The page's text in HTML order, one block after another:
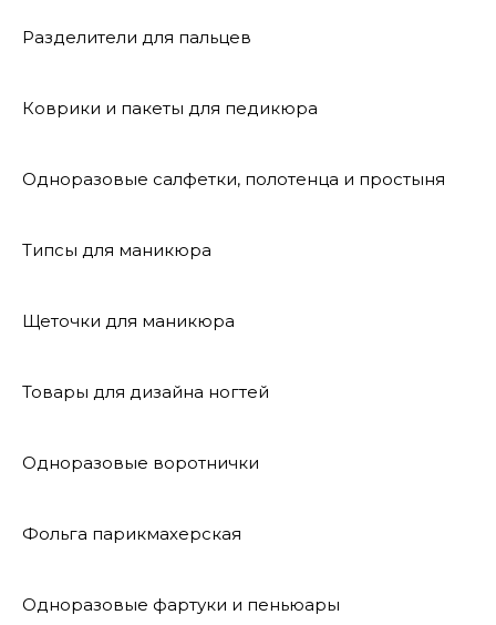
Разделители для пальцев
Коврики и пакеты для педикюра
Одноразовые салфетки, полотенца и простыня
Типсы для маникюра
Щеточки для маникюра
Товары для дизайна ногтей
Одноразовые воротнички
Фольга парикмахерская
Одноразовые фартуки и пеньюары